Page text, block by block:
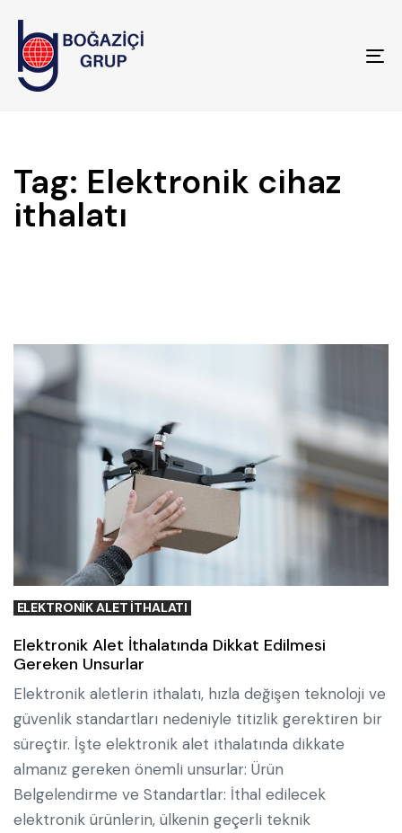
Tag: Elektronik cihaz
ithalatı
ELEKTRONIK ALET ITHALATI
Elektronik Alet İthalatında Dikkat Edilmesi
Gereken Unsurlar
Elektronik aletlerin ithalatı, hızla değişen teknoloji ve
güvenlik standartları nedeniyle titizlik gerektiren bir
süreçtir. İşte elektronik alet ithalatında dikkate
almanız gereken önemli unsurlar: Ürün
Belgelendirme ve Standartlar: İthal edilecek
elektronik ürünlerin, ülkenin geçerli teknik